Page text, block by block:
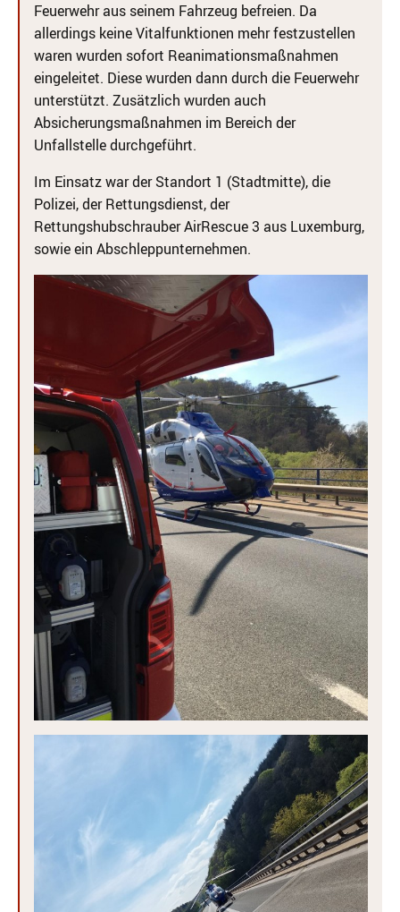
Feuerwehr aus seinem Fahrzeug befreien. Da
allerdings keine Vitalfunktionen mehr festzustellen
waren wurden sofort Reanimationsmaßnahmen
eingeleitet. Diese wurden dann durch die Feuerwehr
unterstützt. Zusätzlich wurden auch
Absicherungsmaßnahmen im Bereich der
Unfallstelle durchgeführt.
Im Einsatz war der Standort 1 (Stadtmitte), die
Polizei, der Rettungsdienst, der
Rettungshubschrauber AirRescue 3 aus Luxemburg,
sowie ein Abschleppunternehmen.